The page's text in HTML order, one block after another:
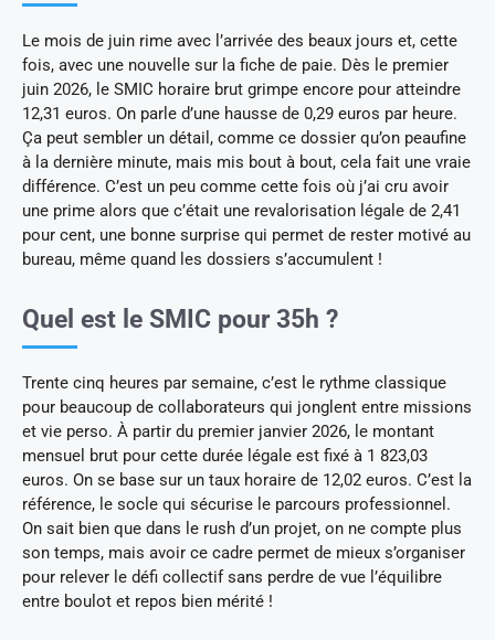
Le mois de juin rime avec l’arrivée des beaux jours et, cette
fois, avec une nouvelle sur la fiche de paie. Dès le premier
juin 2026, le SMIC horaire brut grimpe encore pour atteindre
12,31 euros. On parle d’une hausse de 0,29 euros par heure.
Ça peut sembler un détail, comme ce dossier qu’on peaufine
à la dernière minute, mais mis bout à bout, cela fait une vraie
différence. C’est un peu comme cette fois où j’ai cru avoir
une prime alors que c’était une revalorisation légale de 2,41
pour cent, une bonne surprise qui permet de rester motivé au
bureau, même quand les dossiers s’accumulent !
Quel est le SMIC pour 35h ?
Trente cinq heures par semaine, c’est le rythme classique
pour beaucoup de collaborateurs qui jonglent entre missions
et vie perso. À partir du premier janvier 2026, le montant
mensuel brut pour cette durée légale est fixé à 1 823,03
euros. On se base sur un taux horaire de 12,02 euros. C’est la
référence, le socle qui sécurise le parcours professionnel.
On sait bien que dans le rush d’un projet, on ne compte plus
son temps, mais avoir ce cadre permet de mieux s’organiser
pour relever le défi collectif sans perdre de vue l’équilibre
entre boulot et repos bien mérité !